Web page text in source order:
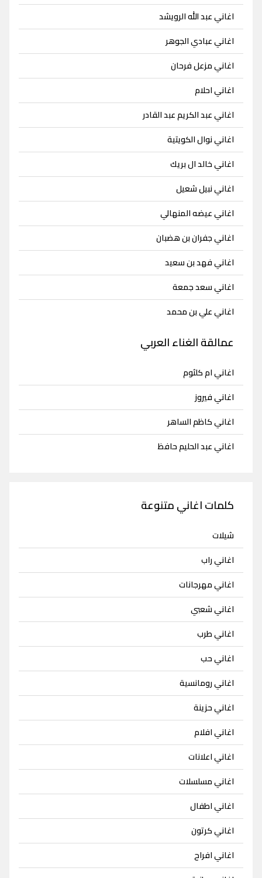
اغاني عبد الله الرويشد
اغاني عبادي الجوهر
اغاني مزعل فرحان
اغاني احلام
اغاني عبد الكريم عبد القادر
اغاني نوال الكويتية
اغاني خالد ال بريك
اغاني نبيل شعيل
اغاني عيضه المنهالي
اغاني جفران بن هضبان
اغاني فهد بن سعيد
اغاني سعد جمعة
اغاني علي بن محمد
عمالقة الغناء العربي
اغاني ام كلثوم
اغاني فيروز
اغاني كاظم الساهر
اغاني عبد الحليم حافظ
كلمات اغاني متنوعة
شيلات
اغاني راب
اغاني مهرجانات
اغاني شعبي
اغاني طرب
اغاني حب
اغاني رومانسية
اغاني حزينة
اغاني افلام
اغاني اعلانات
اغاني مسلسلات
اغاني اطفال
اغاني كرتون
اغاني افراح